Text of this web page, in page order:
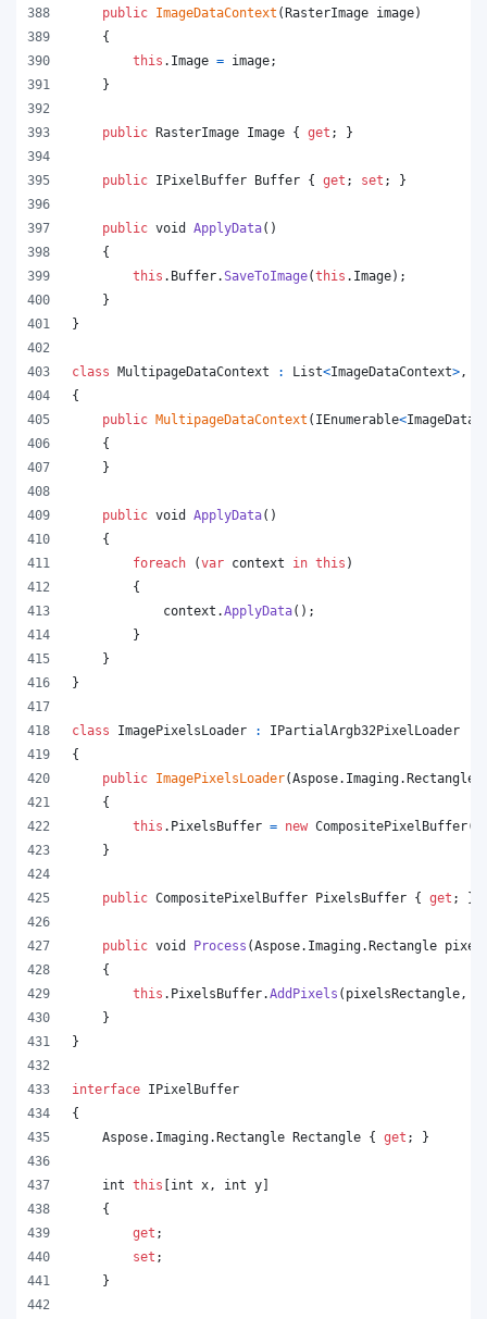
public ImageDataContext (RasterImage image)
{
this . Image = image;
}
public RasterImage Image { get ; }
public IPixelBuffer Buffer { get ; set ; }
public void ApplyData( )
{
this . Buffer.SaveToImage(this . Image) ;
}
}
class MultipageDataContext : List<ImageDataContext> ,
{
public MultipageDataContext ( IEnumerable<
{
}
public void ApplyData( )
{
foreach
(var context in this )
{
context .ApplyData( ) ;
}
}
}
class ImagePixelsLoader :
IPartialArgb32PixelLoader
{
public ImagePixelsLoader(Aspose. Imaging.Rectangle
{
this . PixelsBuffer = new CompositePixelBuffer(
}
public CompositePixelBuffer PixelsBuffer { get ; }
public void Process (Aspose. Imaging.Rectangle
{
this . PixelsBuffer.AddPixels ( pixelsRectangle ,
}
}
interface IPixelBuffer
{
Aspose. Imaging.Rectangle Rectangle { get ; }
int this [int x , int y]
{
get ;
set ;
}